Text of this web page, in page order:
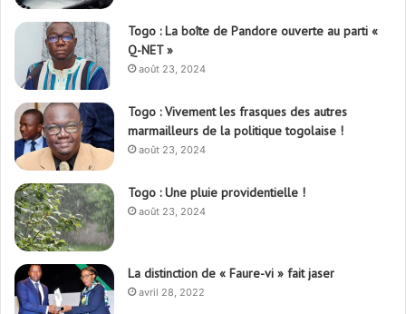
Togo : La boîte de Pandore ouverte au parti «
Q-NET »
août 23, 2024
Togo : Vivement les frasques des autres
marmailleurs de la politique togolaise !
août 23, 2024
Togo : Une pluie providentielle !
août 23, 2024
La distinction de « Faure-vi » fait jaser
avril 28, 2022